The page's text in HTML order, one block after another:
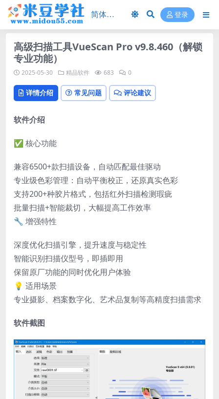
登录
高级扫描工具VueScan Pro v9.8.460（解锁
专业功能）
2025-05-30 精品软件 683 0
详情介绍 常见问题 评论建议
软件介绍
✅ 核心功能
兼容6500+款扫描设备，自动匹配最佳驱动
专业级色彩管理：自动平衡校正，还原真实色彩
支持200+种胶片格式，包括红外扫描检测瑕疵
批量扫描+智能裁切，大幅提高工作效率
🔧 增强特性
深度优化扫描引擎，提升速度与稳定性
智能识别扫描仪型号，即插即用
保留原厂功能的同时优化用户体验
💡 适用场景
专业摄影、档案数字化、艺术品复制等高精度扫描需求
软件截图